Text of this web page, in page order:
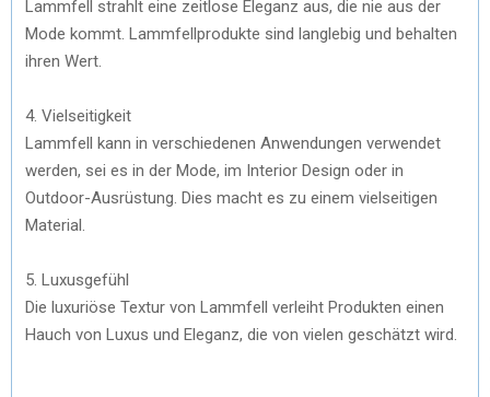
Lammfell strahlt eine zeitlose Eleganz aus, die nie aus der
Mode kommt. Lammfellprodukte sind langlebig und behalten
ihren Wert.
4. Vielseitigkeit
Lammfell kann in verschiedenen Anwendungen verwendet
werden, sei es in der Mode, im Interior Design oder in
Outdoor-Ausrüstung. Dies macht es zu einem vielseitigen
Material.
5. Luxusgefühl
Die luxuriöse Textur von Lammfell verleiht Produkten einen
Hauch von Luxus und Eleganz, die von vielen geschätzt wird.